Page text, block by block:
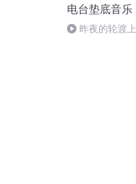
电台垫底音乐
昨夜的轮渡上